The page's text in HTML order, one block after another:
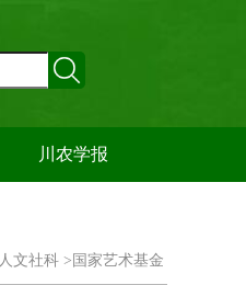
川农学报
人文社科 > 国家艺术基金